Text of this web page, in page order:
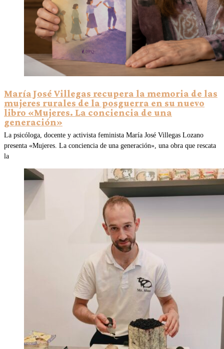
María José Villegas recupera la memoria de las
mujeres rurales de la posguerra en su nuevo
libro «Mujeres. La conciencia de una
generación»
La psicóloga, docente y activista feminista María José Villegas Lozano
presenta «Mujeres. La conciencia de una generación», una obra que rescata
la